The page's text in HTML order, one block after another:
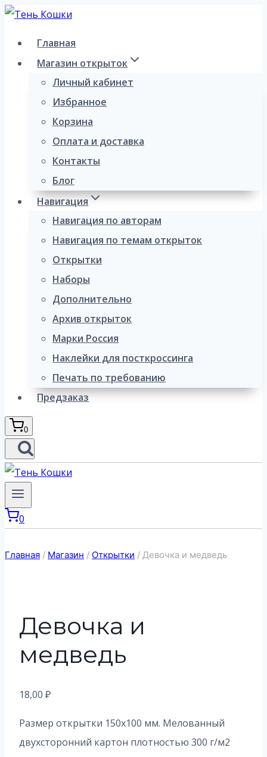
Перейти
содержимому
Главная
Магазин открыток
Личный кабинет
Избранное
Корзина
Оплата и доставка
Контакты
Блог
Навигация
Навигация по авторам
Навигация по темам открыток
Открытки
Наборы
Дополнительно
Архив открыток
Марки Россия
Наклейки для посткроссинга
Печать по требованию
Предзаказ
0
0
Главная / Магазин / Открытки / Девочка и медведь
Девочка и
медведь
18,00 ₽
Размер открытки 150х100 мм. Мелованный
двухсторонний картон плотностью 300 г/м2